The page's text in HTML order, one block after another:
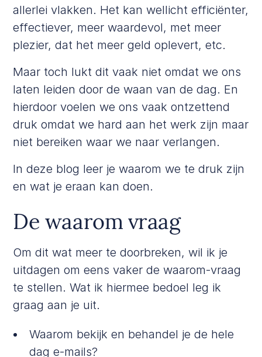
allerlei vlakken. Het kan wellicht efficiënter,
effectiever, meer waardevol, met meer
plezier, dat het meer geld oplevert, etc.
Maar toch lukt dit vaak niet omdat we ons
laten leiden door de waan van de dag. En
hierdoor voelen we ons vaak ontzettend
druk omdat we hard aan het werk zijn maar
niet bereiken waar we naar verlangen.
In deze blog leer je waarom we te druk zijn
en wat je eraan kan doen.
De waarom vraag
Om dit wat meer te doorbreken, wil ik je
uitdagen om eens vaker de waarom-vraag
te stellen. Wat ik hiermee bedoel leg ik
graag aan je uit.
Waarom bekijk en behandel je de hele
dag e-mails?